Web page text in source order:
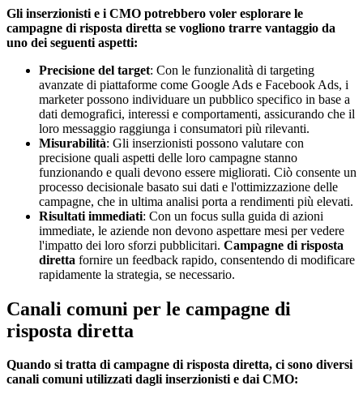
Gli inserzionisti e i CMO potrebbero voler esplorare le
campagne di risposta diretta se vogliono trarre vantaggio da
uno dei seguenti aspetti:
Precisione del target: Con le funzionalità di targeting
avanzate di piattaforme come Google Ads e Facebook Ads, i
marketer possono individuare un pubblico specifico in base a
dati demografici, interessi e comportamenti, assicurando che il
loro messaggio raggiunga i consumatori più rilevanti.
Misurabilità: Gli inserzionisti possono valutare con
precisione quali aspetti delle loro campagne stanno
funzionando e quali devono essere migliorati. Ciò consente un
processo decisionale basato sui dati e l'ottimizzazione delle
campagne, che in ultima analisi porta a rendimenti più elevati.
Risultati immediati: Con un focus sulla guida di azioni
immediate, le aziende non devono aspettare mesi per vedere
l'impatto dei loro sforzi pubblicitari. Campagne di risposta
diretta fornire un feedback rapido, consentendo di modificare
rapidamente la strategia, se necessario.
Canali comuni per le campagne di
risposta diretta
Quando si tratta di campagne di risposta diretta, ci sono diversi
canali comuni utilizzati dagli inserzionisti e dai CMO: